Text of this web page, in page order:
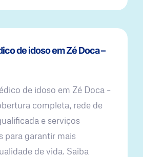
de idoso em Zé Doca –
de idoso em Zé Doca –
completa, rede de
e serviços
para garantir mais
de vida. Saiba